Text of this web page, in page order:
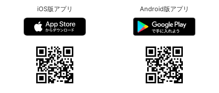
iOS版アプリ
Android版アプリ